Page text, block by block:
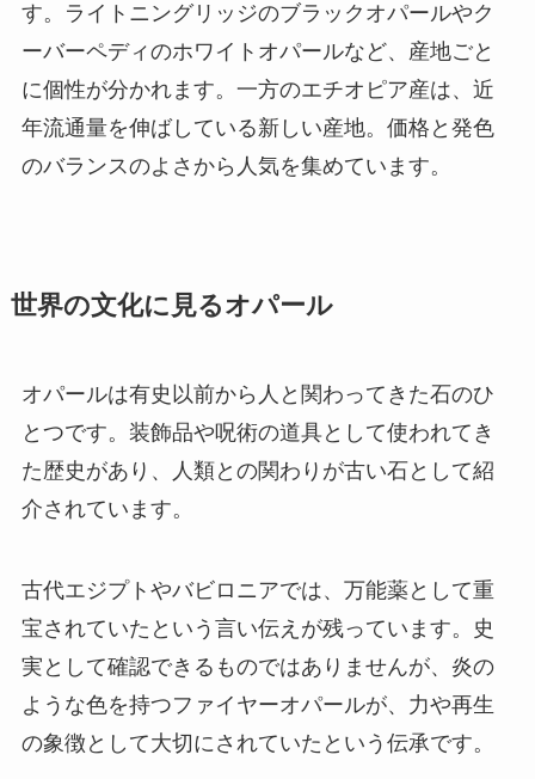
す。ライトニングリッジのブラックオパールやク
ーバーペディのホワイトオパールなど、産地ごと
に個性が分かれます。一方のエチオピア産は、近
年流通量を伸ばしている新しい産地。価格と発色
のバランスのよさから人気を集めています。
世界の文化に見るオパール
オパールは有史以前から人と関わってきた石のひ
とつです。装飾品や呪術の道具として使われてき
た歴史があり、人類との関わりが古い石として紹
介されています。
古代エジプトやバビロニアでは、万能薬として重
宝されていたという言い伝えが残っています。史
実として確認できるものではありませんが、炎の
ような色を持つファイヤーオパールが、力や再生
の象徴として大切にされていたという伝承です。